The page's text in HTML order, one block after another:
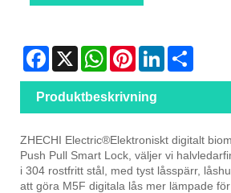
Facebook
X WhatsAppPinterestLinkedIn
Produktbeskrivning
ZHECHI Electric®Elektroniskt digitalt
Push Pull Smart Lock , väljer vi
i 304 rostfritt stål, med tyst låsspärr,
att göra M5F digitala lås mer lämpade